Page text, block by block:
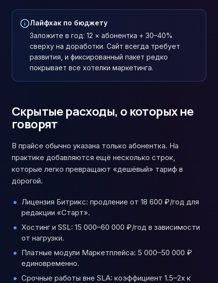
Лайфхак по бюджету
Заложите в год: 12 × абонентка + 30–40%
сверху на доработки. Сайт всегда требует
развития, и фиксированный пакет редко
покрывает все хотелки маркетинга.
Скрытые расходы, о которых не
говорят
В прайсе обычно указана только абонентка. На
практике добавляются ещё несколько строк,
которые легко превращают «дешёвый» тариф в
дорогой.
Лицензия Битрикс: продление от 18 600 ₽/год для
редакции «Старт».
Хостинг и SSL: 15 000–60 000 ₽/год в зависимости
от нагрузки.
Платные модули Маркетплейса: 5 000–50 000 ₽
единовременно.
Срочные работы вне SLA: коэффициент 1.5–2x к